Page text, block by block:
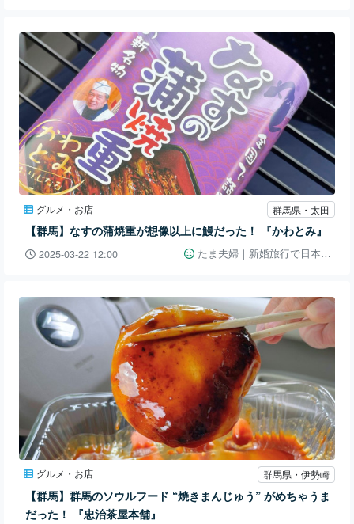
グルメ・お店 群馬県・太田
【群馬】なすの蒲焼重が想像以上に鰻だった！ 『かわとみ』
2025-03-22 12:00 たま夫婦｜新婚旅行で日本一周👫🚗
グルメ・お店 群馬県・伊勢崎
【群馬】群馬のソウルフード “焼きまんじゅう” がめちゃうま
だった！ 『忠治茶屋本舗』